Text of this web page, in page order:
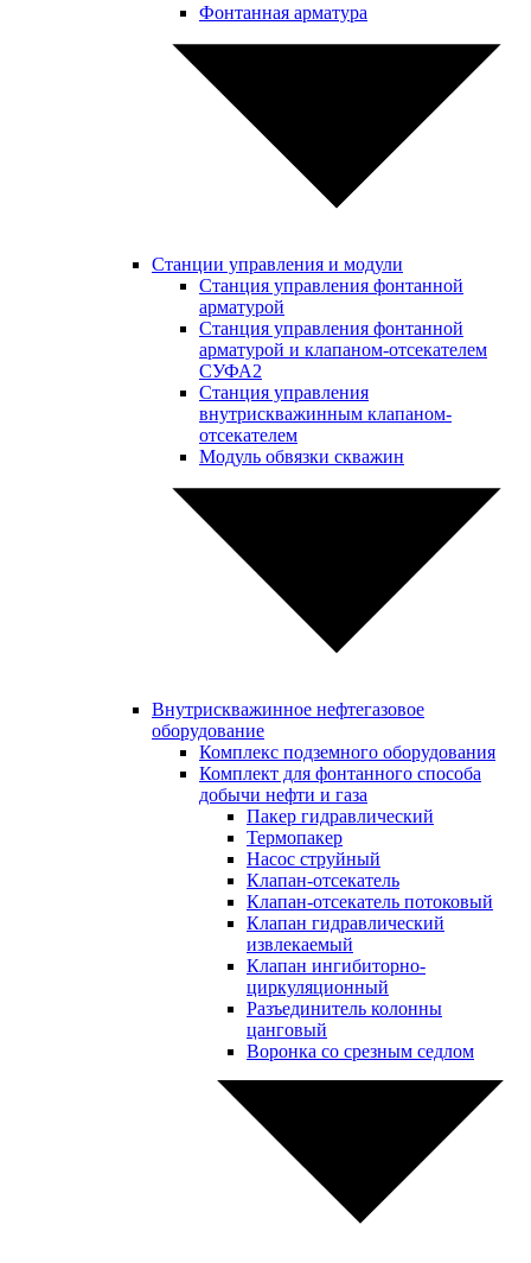
Фонтанная арматура
Станции управления и модули
Станция управления фонтанной
арматурой
Станция управления фонтанной
арматурой и клапаном-отсекателем
СУФА2
Станция управления
внутрискважинным клапаном-
отсекателем
Модуль обвязки скважин
Внутрискважинное нефтегазовое
оборудование
Комплекс подземного оборудования
Комплект для фонтанного способа
добычи нефти и газа
Пакер гидравлический
Термопакер
Насос струйный
Клапан-отсекатель
Клапан-отсекатель потоковый
Клапан гидравлический
извлекаемый
Клапан ингибиторно-
циркуляционный
Разъединитель колонны
цанговый
Воронка со срезным седлом